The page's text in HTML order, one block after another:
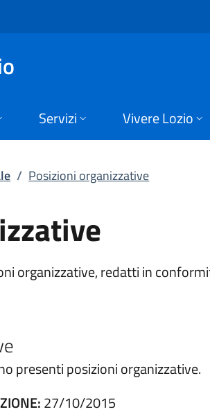
|
Servizi Vivere Lozio
/ Posizioni organizzative
organizzative, redatti in
presenti posizioni organizzative.
27/10/2015